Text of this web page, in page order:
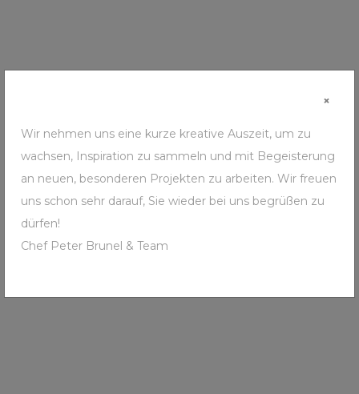
×
Wir nehmen uns eine kurze kreative Auszeit, um zu
wachsen, Inspiration zu sammeln und mit Begeisterung
an neuen, besonderen Projekten zu arbeiten. Wir freuen
uns schon sehr darauf, Sie wieder bei uns begrüßen zu
dürfen!
Chef Peter Brunel & Team